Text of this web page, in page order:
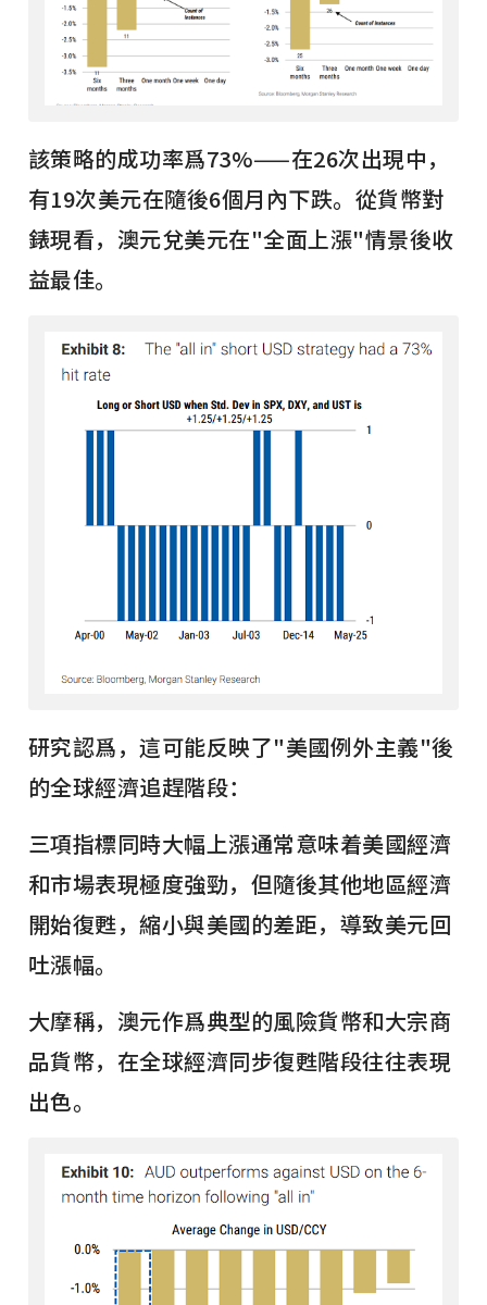
該策略的成功率爲73%——在26次出現中，
有19次美元在隨後6個月內下跌。從貨幣對
錶現看，澳元兌美元在"全面上漲"情景後收
益最佳。
研究認爲，這可能反映了"美國例外主義"後
的全球經濟追趕階段：
三項指標同時大幅上漲通常意味着美國經濟
和市場表現極度強勁，但隨後其他地區經濟
開始復甦，縮小與美國的差距，導致美元回
吐漲幅。
大摩稱，澳元作爲典型的風險貨幣和大宗商
品貨幣，在全球經濟同步復甦階段往往表現
出色。